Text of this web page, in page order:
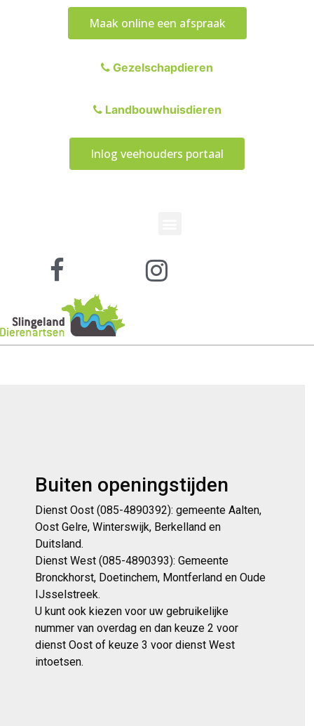
Maak online een afspraak
Gezelschapdieren
Landbouwhuisdieren
Inlog veehouders portaal
Buiten openingstijden
Dienst Oost (085-4890392): gemeente Aalten,
Oost Gelre, Winterswijk, Berkelland en
Duitsland.
Dienst West (085-4890393): Gemeente
Bronckhorst, Doetinchem, Montferland en Oude
IJsselstreek.
U kunt ook kiezen voor uw gebruikelijke
nummer van overdag en dan keuze 2 voor
dienst Oost of keuze 3 voor dienst West
intoetsen.